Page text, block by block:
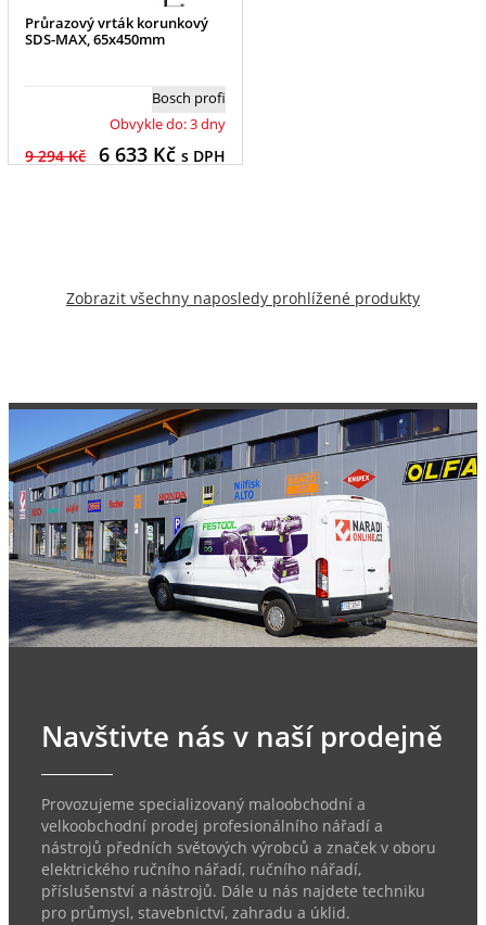
Průrazový vrták korunkový
SDS-MAX, 65x450mm
Bosch profi
Obvykle do: 3 dny
9 294 Kč 6 633Kč s DPH
Zobrazit všechny naposledy prohlížené produkty
Navštivte nás v naší prodejně
Provozujeme specializovaný maloobchodní a
velkoobchodní prodej profesionálního nářadí a
nástrojů předních světových výrobců a značek v oboru
elektrického ručního nářadí, ručního nářadí,
příslušenství a nástrojů. Dále u nás najdete techniku
pro průmysl, stavebnictví, zahradu a úklid.